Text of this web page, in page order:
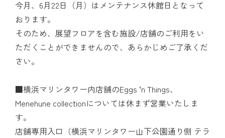
今月、6月22日（月）はメンテナンス休館日となって
おります。
そのため、展望フロアを含む施設/店舗のご利用をい
ただくことができませんので、あらかじめご了承くだ
さい。
■横浜マリンタワー内店舗のEggs ‘n Things、
Menehune collectionについては休まず営業いたしま
す。
店舗専用入口（横浜マリンタワー山下公園通り側 テラ